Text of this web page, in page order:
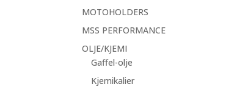
MOTOHOLDERS
MSS PERFORMANCE
OLJE/KJEMI
Gaffel-olje
Kjemikalier